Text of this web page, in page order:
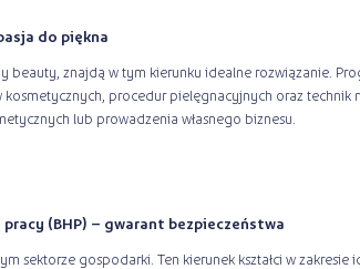
do piękna
beauty, znajdą w tym kierunku idealne rozwiązanie.
procedur pielęgnacyjnych oraz technik
lub prowadzenia własnego biznesu.
(BHP) – gwarant bezpieczeństwa
sektorze gospodarki. Ten kierunek kształci w